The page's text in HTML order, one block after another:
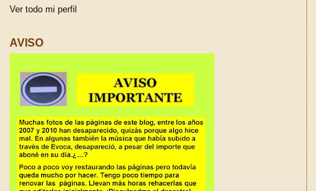
Ver todo mi perfil
AVISO